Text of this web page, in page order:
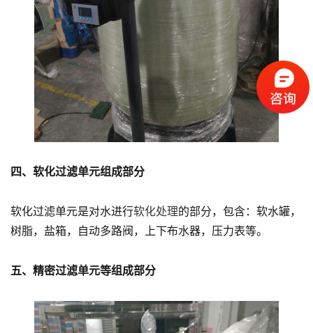
四、软化过滤单元组成部分
软化过滤单元是对水进行软化处理的部分，包含：软水罐，
树脂，盐箱，自动多路阀，上下布水器，压力表等。
五、精密过滤单元等组成部分